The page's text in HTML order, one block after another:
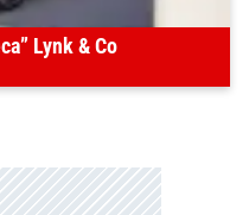
Lynk & Co